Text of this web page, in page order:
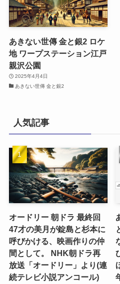
あきない世傳 金と銀2 ロケ
地 ワープステーション江戸
親沢公園
2025年4月4日
あきない世傳 金と銀2
人気記事
オードリー 朝ドラ 最終回
47才の美月が錠島と杉本に
呼びかける、映画作りの仲
間として。 NHK朝ドラ再
放送「オードリー」より(連
続テレビ小説アンコール)